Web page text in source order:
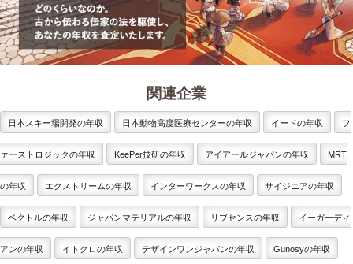
関連企業
日本スキー場開発の年収 日本動物高度医療センターの年収 イードの年収 フ
ァーストロジックの年収 KeePer技研の年収 アイアールジャパンの年収 MRT
の年収 エクストリームの年収 インターワークスの年収 サイジニアの年収
ベクトルの年収 ジャパンマテリアルの年収 リブセンスの年収 イーガーディ
アンの年収 イトクロの年収 デザインワンジャパンの年収 Gunosyの年収